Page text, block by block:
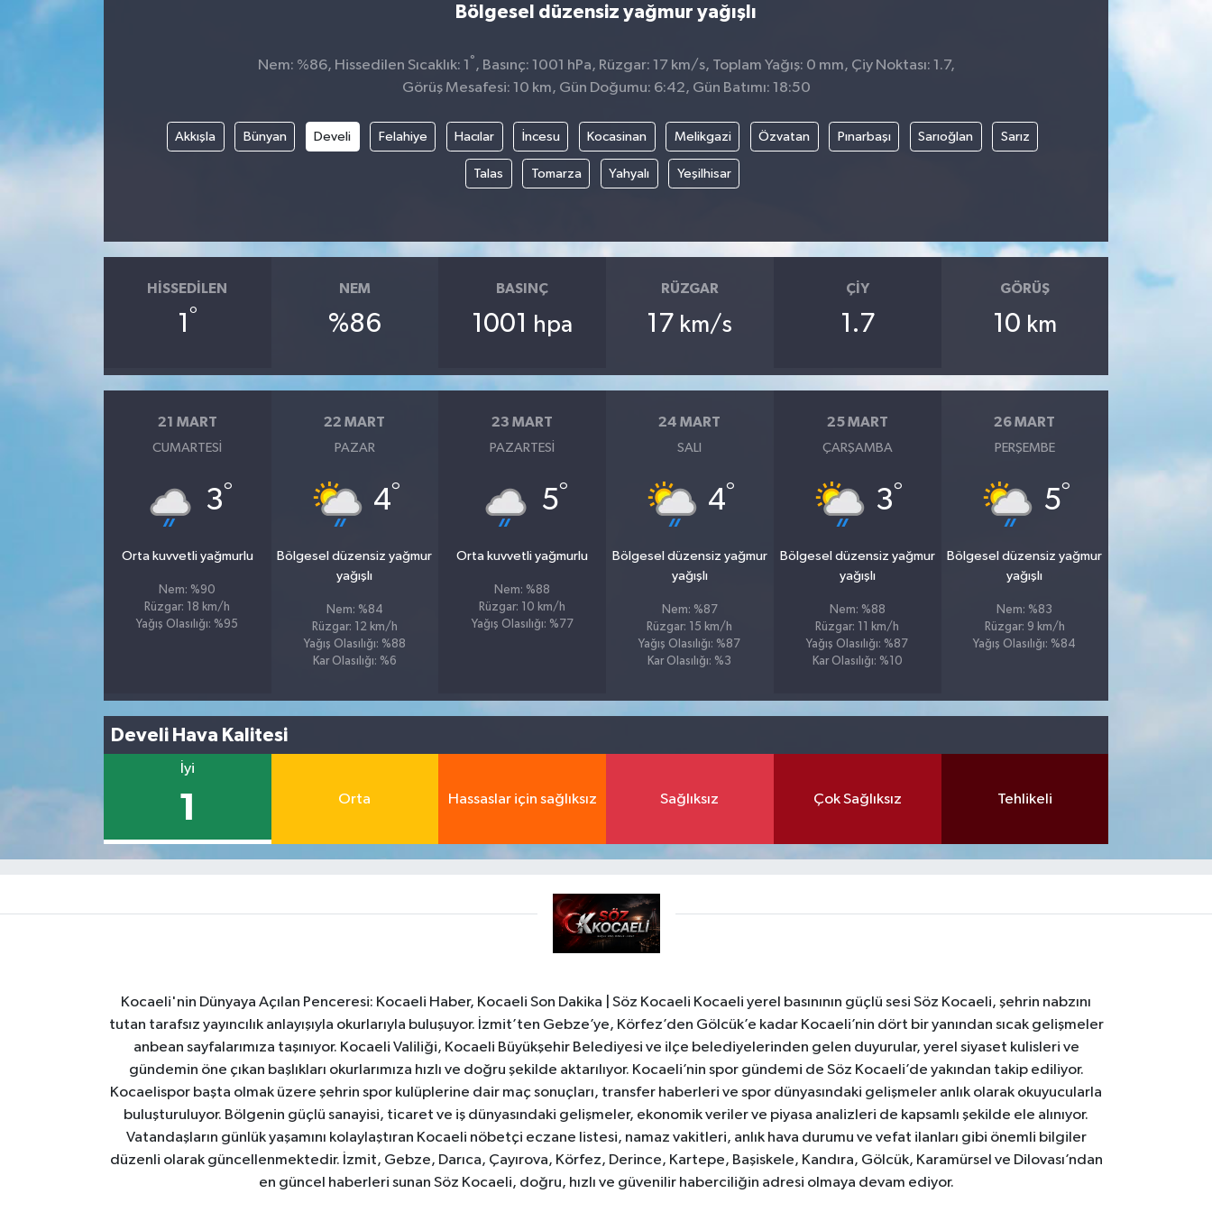
Bölgesel düzensiz yağmur yağışlı
Nem: %86, Hissedilen Sıcaklık: 1 ° , Basınç: 1001 hPa, Rüzgar: 17 km/s, Toplam Yağış: 0 mm, Çiy Noktası: 1.7,
Görüş Mesafesi: 10 km, Gün Doğumu: 6:42, Gün Batımı: 18:50
Akkışla Bünyan Develi Felahiye Hacılar İncesu Kocasinan Melikgazi Özvatan Pınarbaşı Sarıoğlan Sarız
Talas Tomarza Yahyalı Yeşilhisar
HISSEDILEN
1°
NEM
%86
BASINÇ
1001 hpa
RÜZGAR
17 km/s
ÇIY
1.7
GÖRÜŞ
10 km
21 MART
CUMARTESI
3°
Orta kuvvetli yağmurlu
Nem: %90
Rüzgar: 18 km/h
Yağış Olasılığı: %95
22 MART
PAZAR
4°
Bölgesel düzensiz yağmur
yağışlı
Nem: %84
Rüzgar: 12 km/h
Yağış Olasılığı: %88
Kar Olasılığı: %6
23 MART
PAZARTESI
5°
Orta kuvvetli yağmurlu
Nem: %88
Rüzgar: 10 km/h
Yağış Olasılığı: %77
24 MART
SALI
4°
Bölgesel düzensiz yağmur
yağışlı
Nem: %87
Rüzgar: 15 km/h
Yağış Olasılığı: %87
Kar Olasılığı: %3
25 MART
ÇARŞAMBA
3°
Bölgesel düzensiz yağmur
yağışlı
Nem: %88
Rüzgar: 11 km/h
Yağış Olasılığı: %87
Kar Olasılığı: %10
26 MART
PERŞEMBE
5°
Bölgesel düzensiz yağmur
yağışlı
Nem: %83
Rüzgar: 9 km/h
Yağış Olasılığı: %84
Develi Hava Kalitesi
İyi
1 Orta Hassaslar için sağlıksız Sağlıksız Çok Sağlıksız Tehlikeli
Kocaeli'nin Dünyaya Açılan Penceresi: Kocaeli Haber, Kocaeli Son Dakika | Söz Kocaeli Kocaeli yerel basınının güçlü sesi Söz Kocaeli, şehrin nabzını
tutan tarafsız yayıncılık anlayışıyla okurlarıyla buluşuyor. İzmit’ten Gebze’ye, Körfez’den Gölcük’e kadar Kocaeli’nin dört bir yanından sıcak gelişmeler
anbean sayfalarımıza taşınıyor. Kocaeli Valiliği, Kocaeli Büyükşehir Belediyesi ve ilçe belediyelerinden gelen duyurular, yerel siyaset kulisleri ve
gündemin öne çıkan başlıkları okurlarımıza hızlı ve doğru şekilde aktarılıyor. Kocaeli’nin spor gündemi de Söz Kocaeli’de yakından takip ediliyor.
Kocaelispor başta olmak üzere şehrin spor kulüplerine dair maç sonuçları, transfer haberleri ve spor dünyasındaki gelişmeler anlık olarak okuyucularla
buluşturuluyor. Bölgenin güçlü sanayisi, ticaret ve iş dünyasındaki gelişmeler, ekonomik veriler ve piyasa analizleri de kapsamlı şekilde ele alınıyor.
Vatandaşların günlük yaşamını kolaylaştıran Kocaeli nöbetçi eczane listesi, namaz vakitleri, anlık hava durumu ve vefat ilanları gibi önemli bilgiler
düzenli olarak güncellenmektedir. İzmit, Gebze, Darıca, Çayırova, Körfez, Derince, Kartepe, Başiskele, Kandıra, Gölcük, Karamürsel ve Dilovası’ndan
en güncel haberleri sunan Söz Kocaeli, doğru, hızlı ve güvenilir haberciliğin adresi olmaya devam ediyor.